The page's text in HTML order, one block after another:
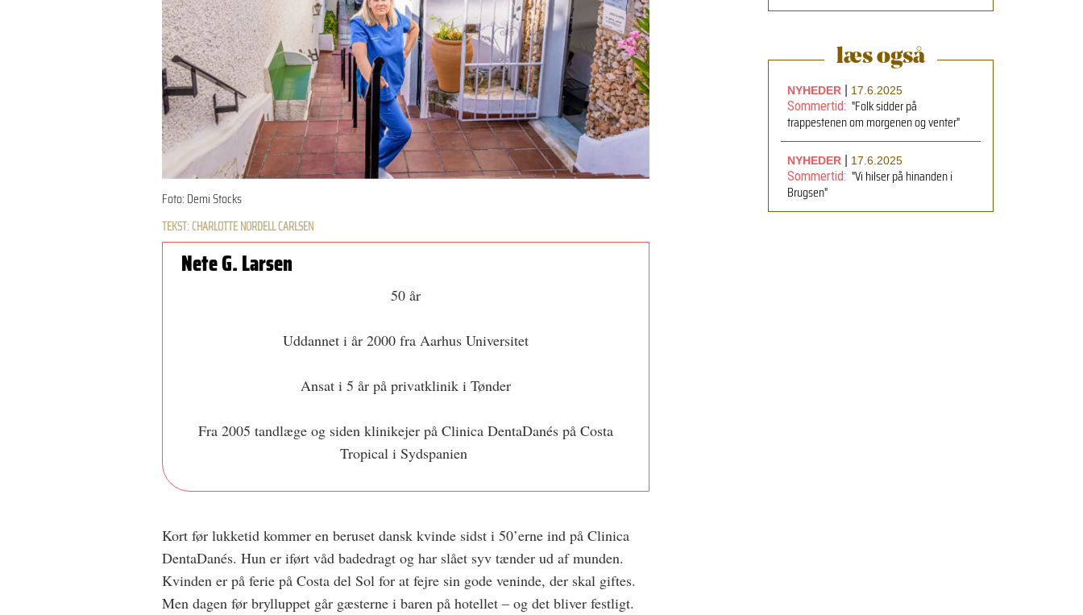
Foto: Demi Stocks
TEKST: CHARLOTTE NORDELL CARLSEN
Nete G. Larsen
50 år
Uddannet i år 2000 fra Aarhus Universitet
Ansat i 5 år på privatklinik i Tønder
Fra 2005 tandlæge og siden klinikejer på Clinica DentaDanés på Costa
Tropical i Sydspanien
Kort før lukketid kommer en beruset dansk kvinde sidst i 50’erne ind på Clinica
DentaDanés. Hun er iført våd badedragt og har slået syv tænder ud af munden.
Kvinden er på ferie på Cos­ta del Sol for at fejre sin gode veninde, der skal giftes.
Men dagen før brylluppet går gæsterne i baren på hotellet – og det bliver festligt.
læs også
NYHEDER| 17.6.2025
Sommertid: "Folk sidder på
trappestenen om morgenen og venter"
NYHEDER| 17.6.2025
Sommertid: "Vi hilser på hinanden i
Brugsen"